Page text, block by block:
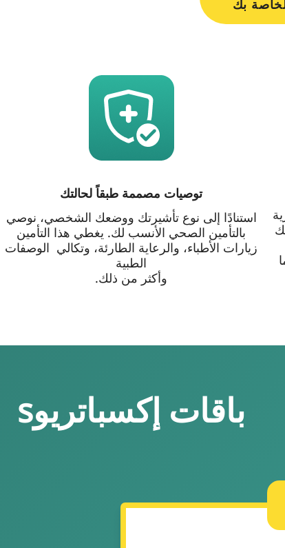
بك
توصيات مصممة طبقاً لحالتك
استنادًا إلى نوع تأشيرتك ووضعك الشخصي، نوصي
بالتأمين الصحي الأنسب لك. يغطي هذا التأمين
زيارات الأطباء، والرعاية الطارئة، وتكالي الوصفات
الطبية
وأكثر من ذلك.
باقات إكسباتريوs